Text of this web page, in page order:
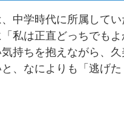
中学時代に所属して
私は正直どっちでも
持ちを抱えながら、
、なによりも「逃げ